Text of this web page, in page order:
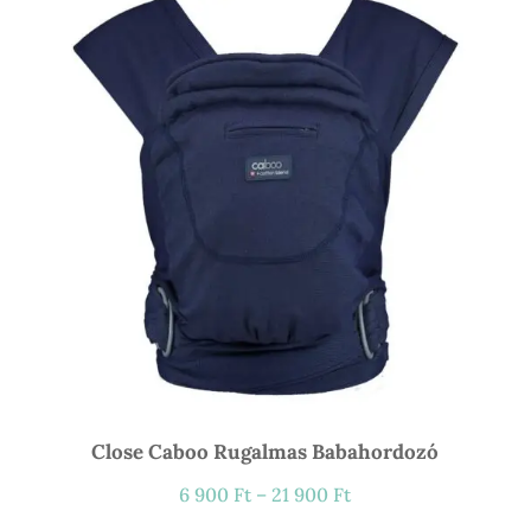
Close Caboo Rugalmas Babahordozó
6 900 Ft – 21 900 FtÁrtartomány: